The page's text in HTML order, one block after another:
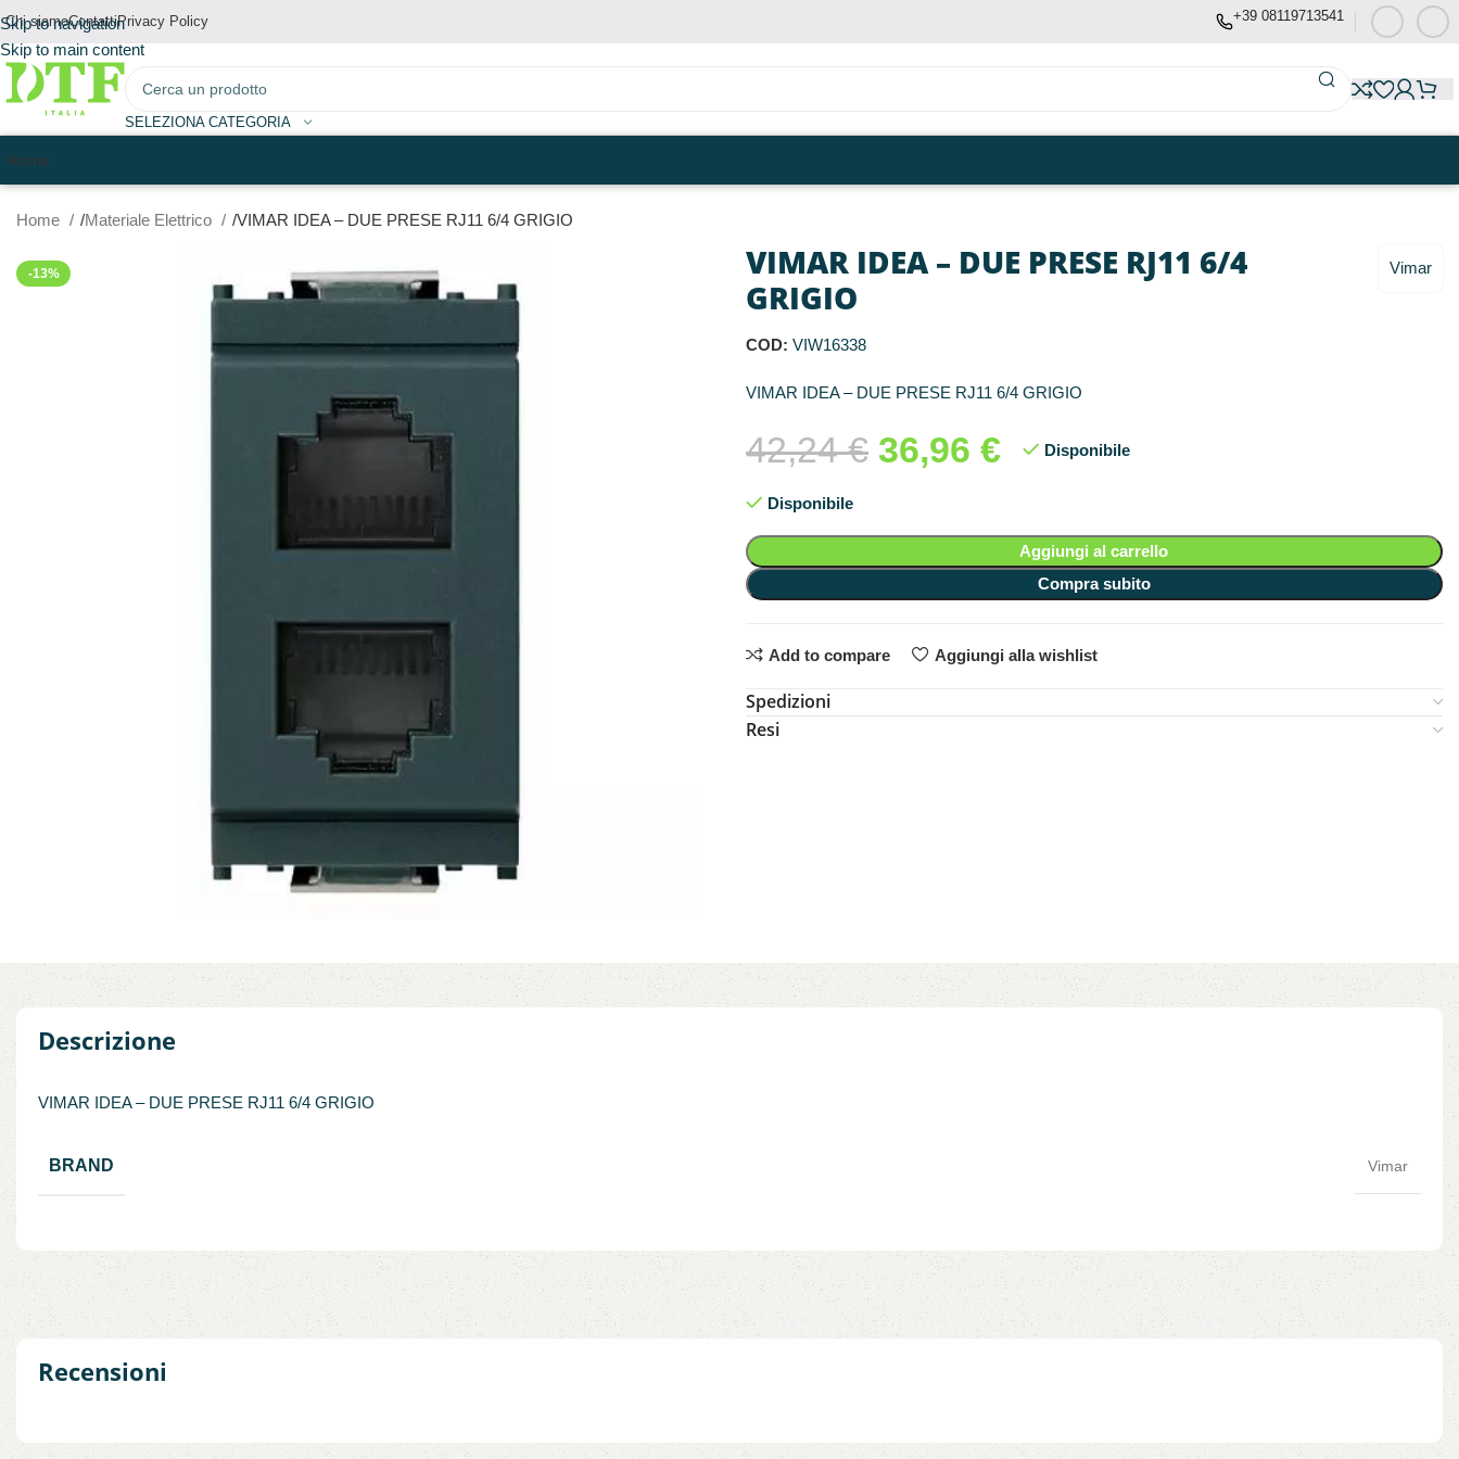
Skip to navigation
Skip to main content
Chi siamoContattiPrivacy Policy +39 08119713541
SELEZIONA CATEGORIA
Home
Home Materiale Elettrico VIMAR IDEA – DUE PRESE RJ11 6/4 GRIGIO
-13%
VIMAR IDEA – DUE PRESE RJ11 6/4
GRIGIO
Vimar
COD: VIW16338
VIMAR IDEA – DUE PRESE RJ11 6/4 GRIGIO
42,24€ 36,96 € Disponibile
Disponibile
Aggiungi al carrello
Compra subito
Add to compare Aggiungi alla wishlist
Spedizioni
Resi
Descrizione
VIMAR IDEA – DUE PRESE RJ11 6/4 GRIGIO
BRAND Vimar
Recensioni